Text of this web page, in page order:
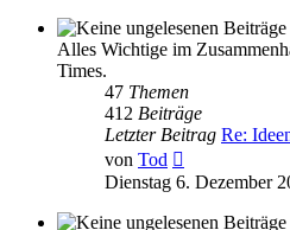
Alles Wichtige im
Times.
47 Themen
412 Beiträge
Letzter Beitrag Re:
von Tod
Beitrag
Dienstag 6. Dezember